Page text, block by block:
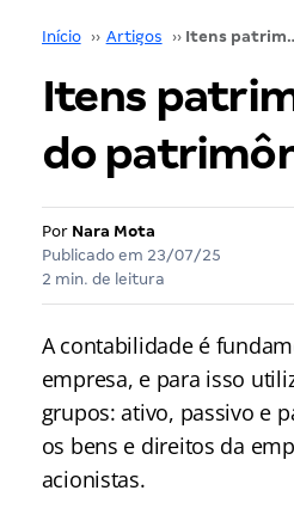
Início ›› Artigos ›› Itens patrimoniais
Itens
do
Por Nara Mota
Publicado em 23/07/25
2 min. de leitura
A contabilidade é
empresa, e para isso
grupos: ativo, passivo e
os bens e direitos da
acionistas.